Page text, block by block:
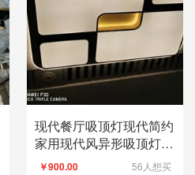
现代餐厅吸顶灯现代简约
家用现代风异形吸顶灯畅
销款式平板灯
￥900.00 56人想买